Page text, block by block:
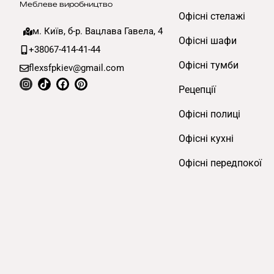
Меблеве виробництво
м. Київ, б-р. Вацлава Гавела, 4
+38067-414-41-44
flexsfpkiev@gmail.com
Офісні стелажі
Офісні шафи
Офісні тумби
Рецепції
Офісні полиці
Офісні кухні
Офісні передпокої